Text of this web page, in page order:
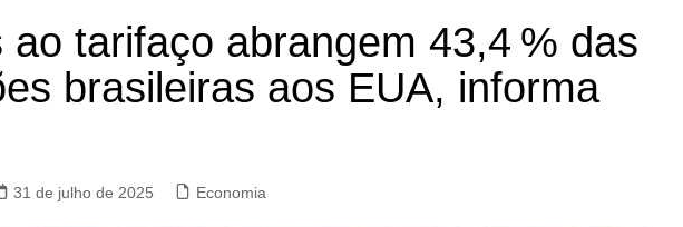
ao tarifaço abrangem 43,4 % das
brasileiras aos EUA, informa
31 de julho de 2025 Economia